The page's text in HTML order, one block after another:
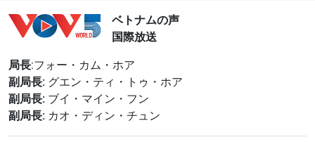
ベトナムの声
国際放送
局長:フォー・カム・ホア
副局長: グエン・ティ・トゥ・ホア
副局長: ブイ・マイン・フン
副局長: カオ・ディン・チュン